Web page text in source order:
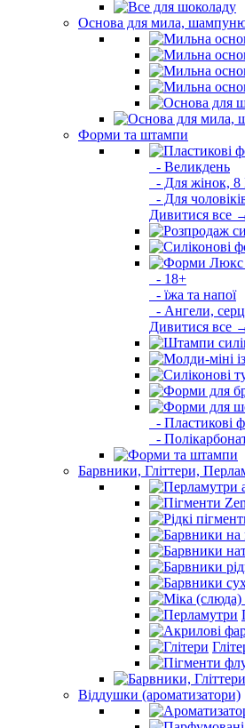
Основа для мила,
Форми та штампи
- Великдень
- Для жінок, 8
- Для
Дивитися все
- 18+
- їжа та напої
- Ангели,
Дивитися все
- Пластикові
-
Барвники, Гліттери,
Віддушки (ароматизатори)